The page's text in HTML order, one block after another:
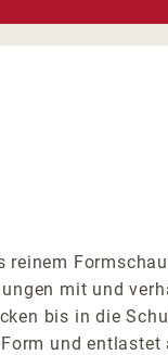
mit und
bis in die
und entlastet